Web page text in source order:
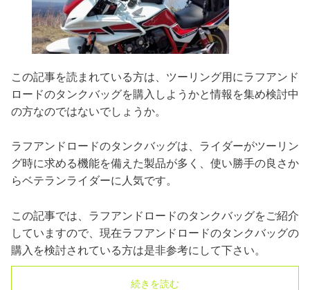
この記事を読まれている方は、ツーリング用にラフアンド
ロードのタンクバッグを購入しようかと情報を集め検討中
の方なのではないでしょうか。
ラフアンドロードのタンクバッグは、ライダーがツーリン
グ時に求める機能を備えた製品が多く、使い勝手の良さか
らベテランライダーに人気です。
この記事では、ラフアンドロードのタンクバッグをご紹介
していますので、現在ラフアンドロードのタンクバッグの
購入を検討されている方は是非参考にして下さい。
続きを読む